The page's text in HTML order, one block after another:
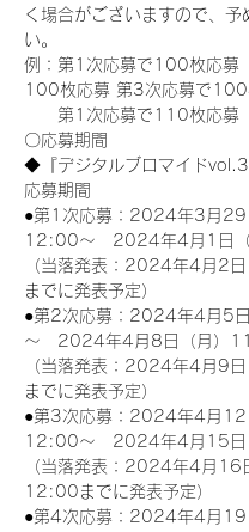
く場合がございますので、予
い。
例：第1次応募で100枚応募
100枚応募 第3次応募で100
第1次応募で110枚応募
〇応募期間
◆『デジタルブロマイドvol.3
応募期間
●第1次応募：2024年3月29
12:00～　2024年4月1日
（当落発表：2024年4月2
までに発表予定）
●第2次応募：2024年4月5
～　2024年4月8日（月）
（当落発表：2024年4月9
までに発表予定）
●第3次応募：2024年4月12
12:00～　2024年4月15
（当落発表：2024年4月16
12:00までに発表予定）
●第4次応募：2024年4月19